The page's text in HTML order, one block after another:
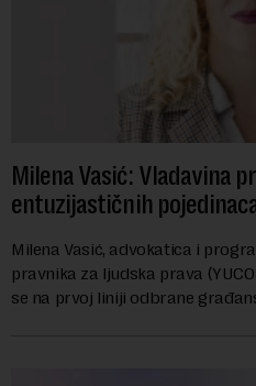
Milena Vasić: Vladavina
entuzijastičnih
Milena Vasić, advokatica i
pravnika za ljudska prava
se na prvoj liniji odbrane